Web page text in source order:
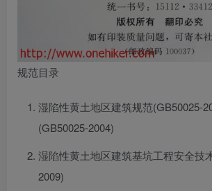
规范目录
湿陷性黄土地区建筑规范(GB50025-
(GB50025-2004)
湿陷性黄土地区建筑基坑工程安全
2009)